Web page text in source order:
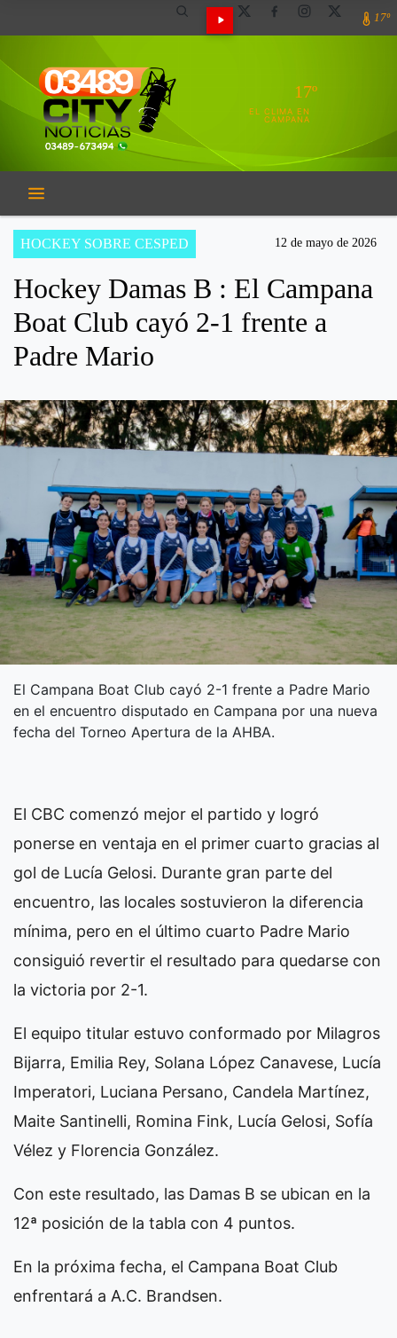
17º
17º
EL CLIMA EN
CAMPANA
HOCKEY SOBRE CESPED 12 de mayo de 2026
Hockey Damas B : El Campana
Boat Club cayó 2-1 frente a
Padre Mario
El Campana Boat Club cayó 2-1 frente a Padre Mario
en el encuentro disputado en Campana por una nueva
fecha del Torneo Apertura de la AHBA.
El CBC comenzó mejor el partido y logró
ponerse en ventaja en el primer cuarto gracias al
gol de Lucía Gelosi. Durante gran parte del
encuentro, las locales sostuvieron la diferencia
mínima, pero en el último cuarto Padre Mario
consiguió revertir el resultado para quedarse con
la victoria por 2-1.
El equipo titular estuvo conformado por Milagros
Bijarra, Emilia Rey, Solana López Canavese, Lucía
Imperatori, Luciana Persano, Candela Martínez,
Maite Santinelli, Romina Fink, Lucía Gelosi, Sofía
Vélez y Florencia González.
Con este resultado, las Damas B se ubican en la
12ª posición de la tabla con 4 puntos.
En la próxima fecha, el Campana Boat Club
enfrentará a A.C. Brandsen.